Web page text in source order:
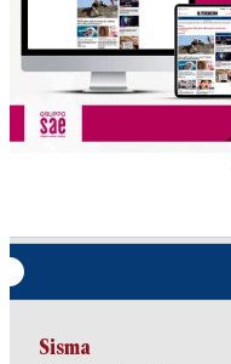
Sisma